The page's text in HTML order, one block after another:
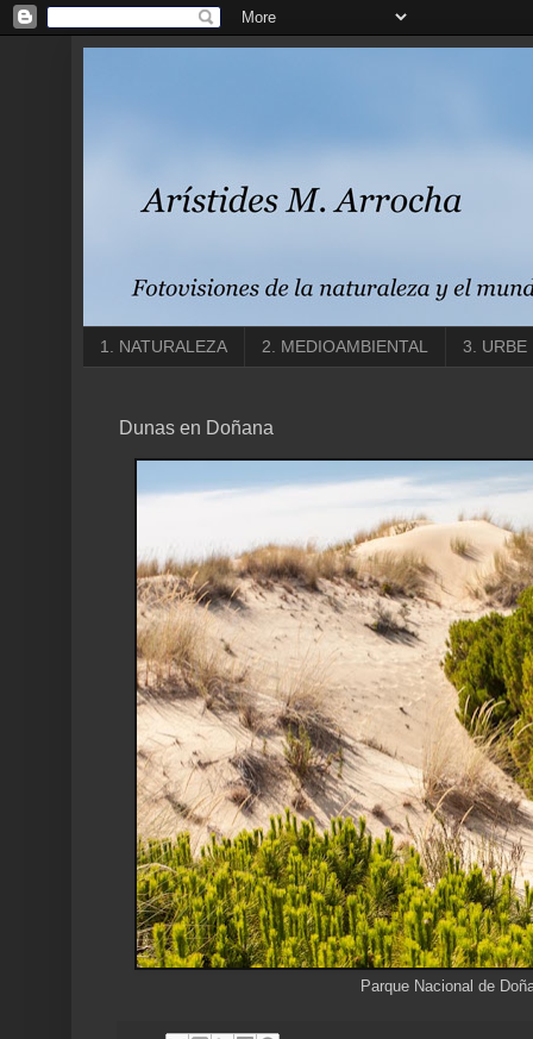
1. NATURALEZA 2. MEDIOAMBIENTAL 3. URBE
Dunas en Doñana
Parque Nacional de